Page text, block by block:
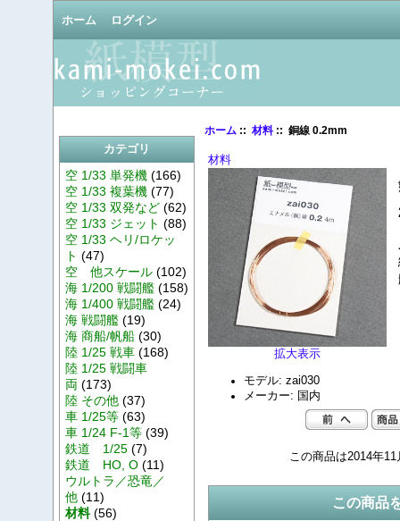
ホーム ログイン
カテゴリ
空 1/33 単発機(166)
空 1/33 複葉機(77)
空 1/33 双発など(62)
空 1/33 ジェット (88)
空 1/33 ヘリ/ロケッ
ト (47)
空 他スケール(102)
海 1/200 戦闘艦(158)
海 1/400 戦闘艦(24)
海 戦闘艦(19)
海 商船/帆船(30)
陸 1/25 戦車(168)
陸 1/25 戦闘車
両 (173)
陸 その他(37)
車 1/25等(63)
車 1/24 F-1等(39)
鉄道 1/25(7)
鉄道 HO, O(11)
ウルトラ／恐竜／
他(11)
材料(56)
ホーム:: 材料:: 銅線 0.2mm
材料
拡大表示
モデル: zai030
メーカー: 国内
この商品は2014年
この商品